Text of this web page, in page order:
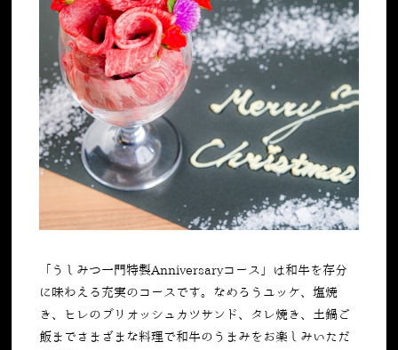
「うしみつ一門特製Anniversaryコース」は和牛を存分
に味わえる充実のコースです。なめろうユッケ、塩焼
き、ヒレのブリオッシュカツサンド、タレ焼き、土鍋ご
飯までさまざまな料理で和牛のうまみをお楽しみいただ